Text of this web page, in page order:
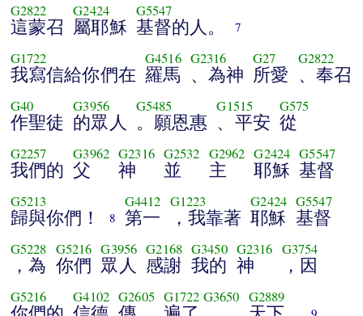
G2822
這蒙召
G2424
屬耶穌
G5547
基督的人。 7
G1722
我寫信給你們在
G4516
羅馬
G2316
、為神
G27
所愛
G2822
、奉召
G40
作聖徒
G3956
的眾人
G5485
。願恩惠
G1515
、平安
G575
從
G2257
我們的
G3962
父
G2316
神
G2532
並
G2962
主
G2424
耶穌
G5547
基督
G5213
歸與你們！ 8
G4412
第一
G1223
，我靠著
G2424
耶穌
G5547
基督
G5228
，為
G5216
你們
G3956
眾人
G2168
感謝
G3450
我的
G2316
神
G3754
，因
G5216 G4102 G2605 G1722 G3650 G2889